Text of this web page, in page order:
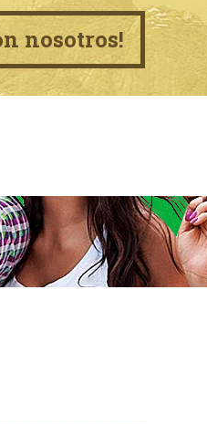
nosotros!